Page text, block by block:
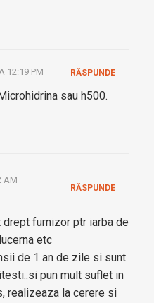
12:19 PM
sau h500.
RĂSPUNDE
AM
drept furnizor ptr iarba de
etc
de 1 an de zile si sunt
pun mult suflet in
realizeaza la cerere si
RĂSPUNDE